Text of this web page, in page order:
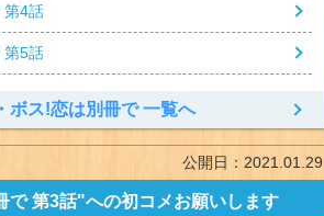
第4話
第5話
ボス!恋は別冊で 一覧へ
公開日： 2021.01.29
で 第3話"への初コメお願いします